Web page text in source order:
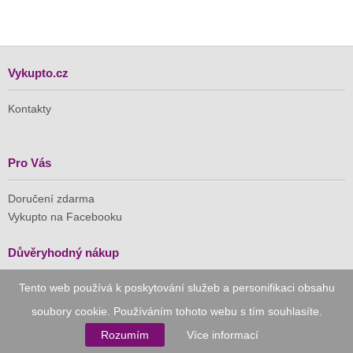
Tento web používá k poskytování služeb a personifikaci obsahu
soubory cookie. Používáním tohoto webu s tím souhlasíte.
Rozumím
Více informací
Vykupto.cz
Kontakty
Pro Vás
Doručení zdarma
Vykupto na Facebooku
Důvěryhodný nákup
Naše společnost je členem Asociace pro elektronickou